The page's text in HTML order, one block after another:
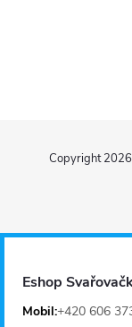
p
Copyright 2026
Eshop
Mobil:+420 606